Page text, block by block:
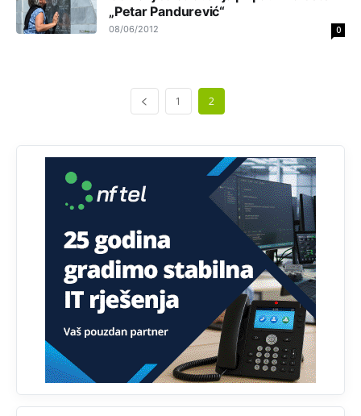
„Petar Pandurević“
08/06/2012 0
1 2
Анонимно2818605 јуче 11:30
Prema podacima o informaciono-komunikacionim
јуче
koristi internet, niti ima pristup računarima
Анонимно2818605 јуче
Uvođenje pravila da se umjesto dosadašnjeg znaka "X"
(krstića) kružić ispred kandidata mora u potpunosti
obojiti (popuniti) uvedeno je isključivo zbog tehničkih
zahtjeva optičkih skenera.
Анонимно2818605 јуче
11:45
Ovo pravilo jeste unijelo opravdan strah, posebno kada
su u pitanju starije osobe, osobe sa slabijim vidom ili
drhtavom rukom
Анонимно2819033 јуче 12:24
Yes,nekada je bila corava kutija za IZBORE a danas su
coravi biraci.